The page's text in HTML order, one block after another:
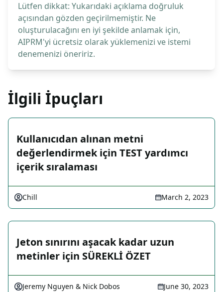
Lütfen dikkat: Yukarıdaki açıklama doğruluk
açısından gözden geçirilmemiştir. Ne
oluşturulacağını en iyi şekilde anlamak için,
AIPRM'yi ücretsiz olarak yüklemenizi ve istemi
denemenizi öneririz.
İlgili İpuçları
Kullanıcıdan alınan metni
değerlendirmek için TEST yardımcı
içerik sıralaması
Chill March 2, 2023
Jeton sınırını aşacak kadar uzun
metinler için SÜREKLİ ÖZET
Jeremy Nguyen & Nick Dobos June 30, 2023